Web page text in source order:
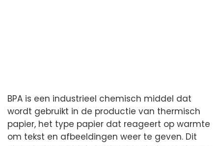
BPA is een industrieel chemisch middel dat
wordt gebruikt in de productie van thermisch
papier, het type papier dat reageert op warmte
om tekst en afbeeldingen weer te geven. Dit